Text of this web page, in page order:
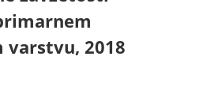
varstvu, 2018